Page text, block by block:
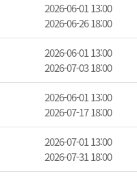
2026-06-01 13:00
2026-06-26 18:00
2026-06-01 13:00
2026-07-03 18:00
2026-06-01 13:00
2026-07-17 18:00
2026-07-01 13:00
2026-07-31 18:00